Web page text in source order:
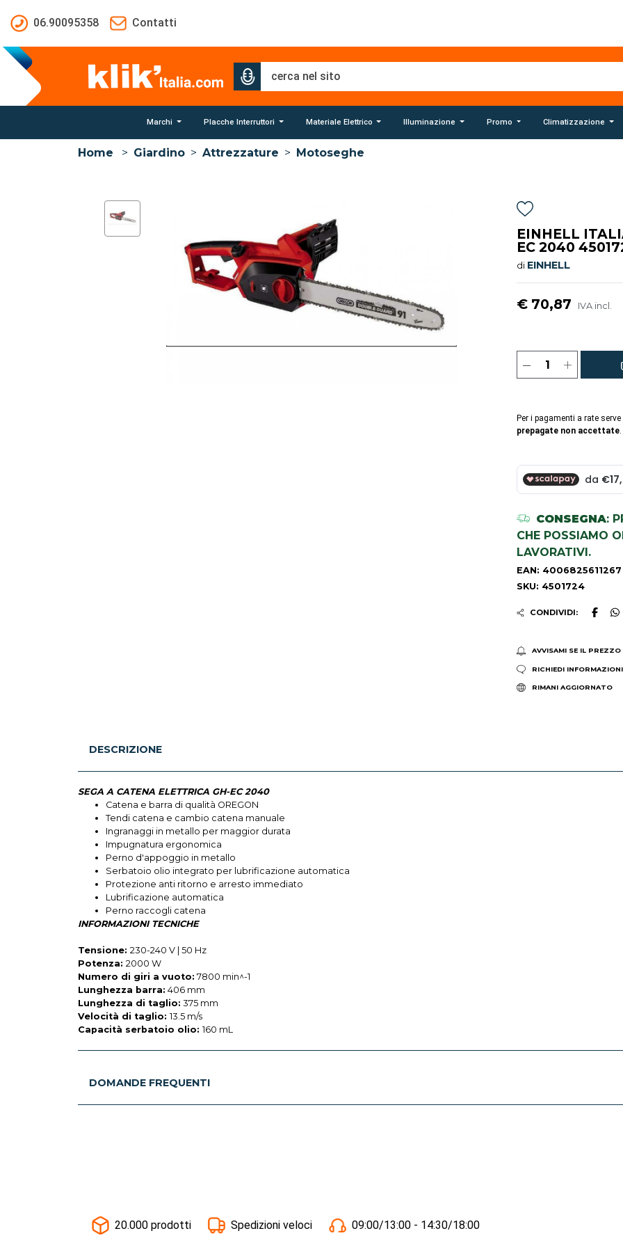
06.90095358
Contatti
Marchi Placche Interruttori Materiale Elettrico Illuminazione Promo Climatizzazione
Home > Giardino > Attrezzature > Motoseghe
EINHELL
EC 2040
di EINHELL
€ 70,87 IVA incl.
Per i pagamenti a rate serve
prepagate non accettate.
CONSEGNA:
CHE POSSIAMO
LAVORATIVI.
EAN: 4006825611267
SKU: 4501724
CONDIVIDI:
AVVISAMI SE IL PREZZO
RICHIEDI INFORMAZIONI
RIMANI AGGIORNATO
DESCRIZIONE
SEGA A CATENA ELETTRICA GH-EC 2040
Catena e barra di qualità OREGON
Tendi catena e cambio catena manuale
Ingranaggi in metallo per maggior durata
Impugnatura ergonomica
Perno d'appoggio in metallo
Serbatoio olio integrato per lubrificazione automatica
Protezione anti ritorno e arresto immediato
Lubrificazione automatica
Perno raccogli catena
INFORMAZIONI TECNICHE
Tensione: 230-240 V | 50 Hz
Potenza: 2000 W
Numero di giri a vuoto: 7800 min^-1
Lunghezza barra: 406 mm
Lunghezza di taglio: 375 mm
Velocità di taglio: 13.5 m/s
Capacità serbatoio olio: 160 mL
DOMANDE FREQUENTI
20.000 prodotti Spedizioni veloci 09:00/13:00 - 14:30/18:00